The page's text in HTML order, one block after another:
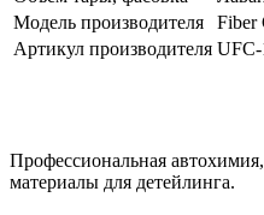
Модель производителя
Fiber
Артикул производителя UFC-
Профессиональная
материалы для детейлинга.